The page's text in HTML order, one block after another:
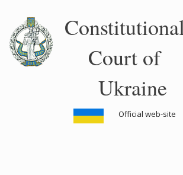
content
Court of
Ukraine
Official web-site